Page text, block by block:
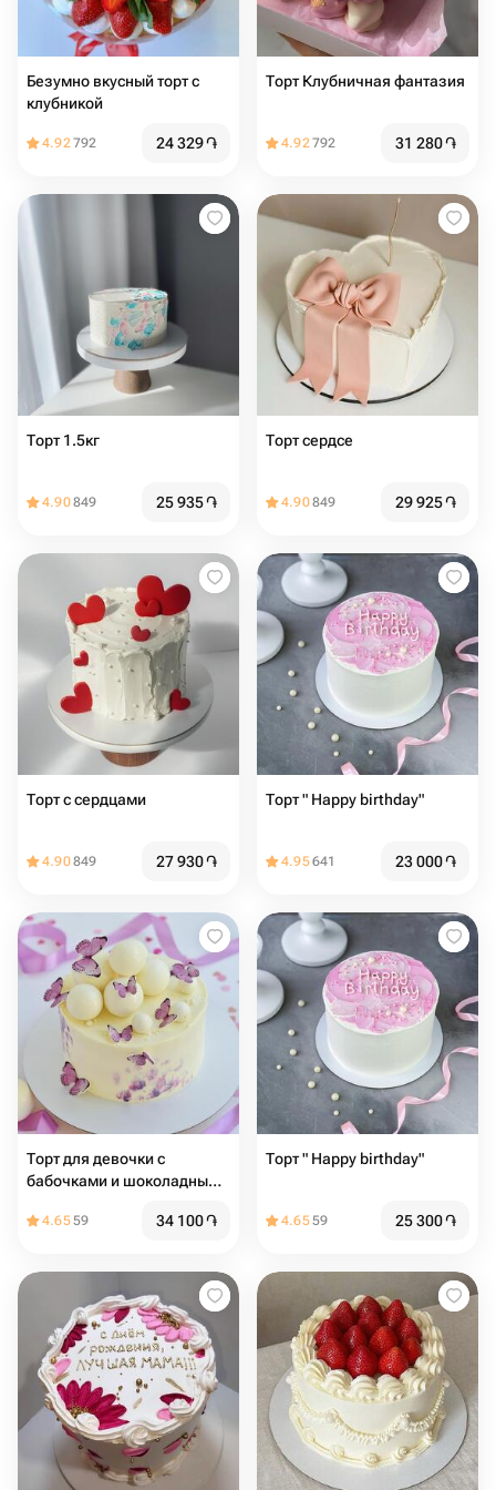
Безумно вкусный торт с
клубникой
4.92792 24 329֏
Торт Клубничная фантазия
4.92792 31 280֏
Торт 1.5кг
4.90849 25 935֏
Торт сердсе
4.90849 29 925֏
Торт с сердцами️
4.90849 27 930֏
Торт " Happy birthday"
4.95641 23 000֏
Торт для девочки с
бабочками и шоколадными
4.6559 34 100֏
Торт " Happy birthday"
4.6559 25 300֏